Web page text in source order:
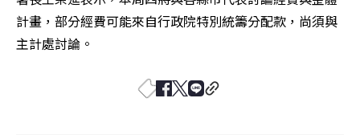
計畫，部分經費可能來自行政院特別統籌分配款，尚須與
主計處討論。